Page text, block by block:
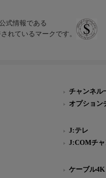
式情報である
れているマークです。
チャンネル
オプション
J:テレ
J:COMチ
ケーブル4K